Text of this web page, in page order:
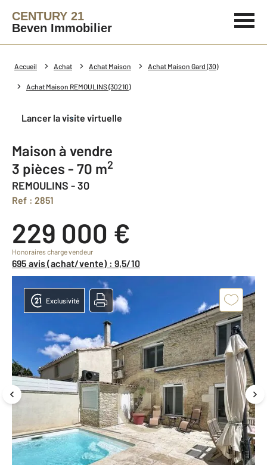
CENTURY 21
Beven Immobilier
Accueil Achat Achat Maison Achat Maison Gard (30)
Achat Maison REMOULINS (30210)
Lancer la visite virtuelle
Maison à vendre
3 pièces - 70 m2
REMOULINS - 30
Ref : 2851
229 000 €
Honoraires charge vendeur
695 avis (achat/vente) : 9,5/10
Exclusivité